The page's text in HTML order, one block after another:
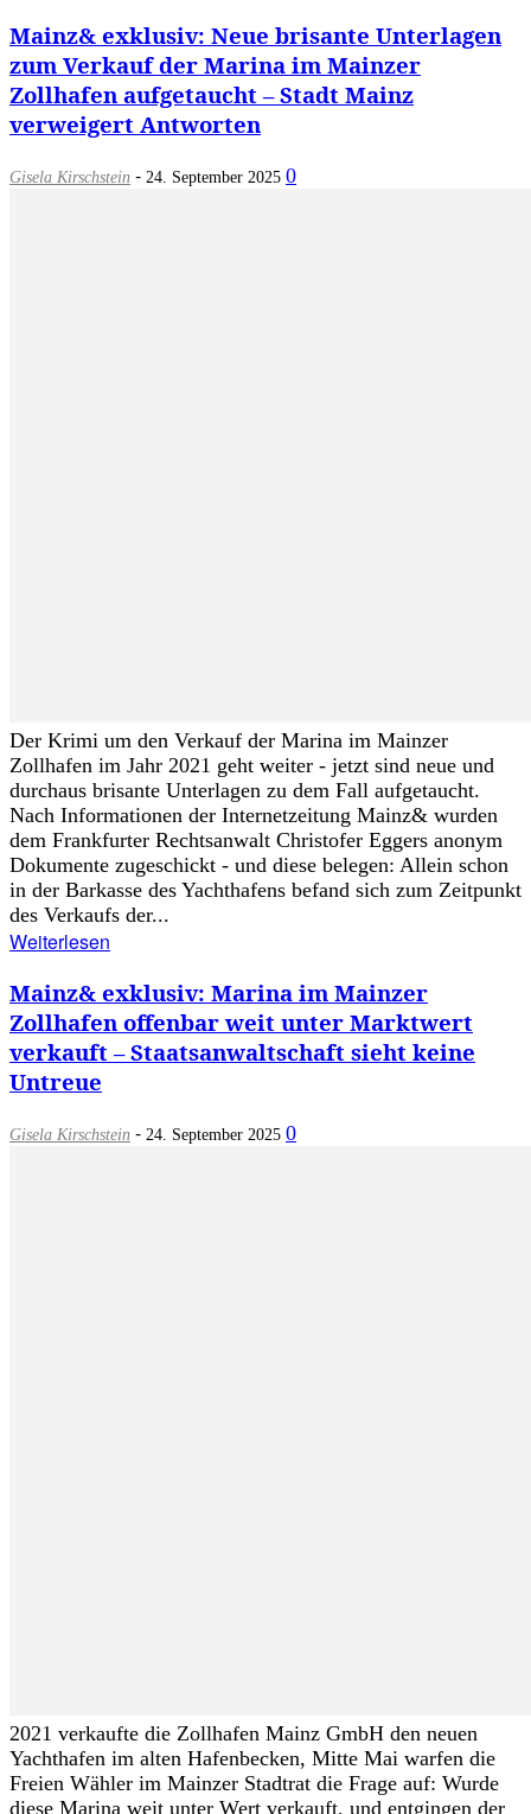
Mainz& exklusiv: Neue brisante Unterlagen
zum Verkauf der Marina im Mainzer
Zollhafen aufgetaucht – Stadt Mainz
verweigert Antworten
Gisela Kirschstein - 24. September 2025 0
Der Krimi um den Verkauf der Marina im Mainzer
Zollhafen im Jahr 2021 geht weiter - jetzt sind neue und
durchaus brisante Unterlagen zu dem Fall aufgetaucht.
Nach Informationen der Internetzeitung Mainz& wurden
dem Frankfurter Rechtsanwalt Christofer Eggers anonym
Dokumente zugeschickt - und diese belegen: Allein schon
in der Barkasse des Yachthafens befand sich zum Zeitpunkt
des Verkaufs der...
Weiterlesen
Mainz& exklusiv: Marina im Mainzer
Zollhafen offenbar weit unter Marktwert
verkauft – Staatsanwaltschaft sieht keine
Untreue
Gisela Kirschstein - 24. September 2025 0
2021 verkaufte die Zollhafen Mainz GmbH den neuen
Yachthafen im alten Hafenbecken, Mitte Mai warfen die
Freien Wähler im Mainzer Stadtrat die Frage auf: Wurde
diese Marina weit unter Wert verkauft, und entgingen der